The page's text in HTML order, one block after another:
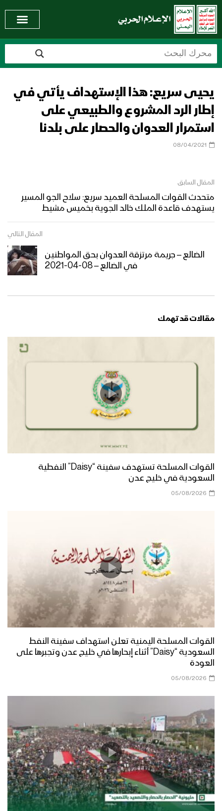
يحيى سريع: هذا الإستهداف يأتي في
إطار الرد المشروع والطبيعي على
استمرار العدوان والحصار على بلدنا
08/04/2021
المقال السابق
متحدث القوات المسلحة العميد سريع: سلاح الجو المسير
يستهدف قاعدة الملك خالد الجوية بخميس مشيط
المقال التالي
الضالع – جريمة مرتزقة العدوان بحق المواطنين
في الضالع – 08-04-2021
مقالات قد تهمك
القوات المسلحة تستهدف سفينة “Daisy” النفطية
السعودية في خليج عدن
05/08/2026
القوات المسلحة اليمنية تعلن استهداف سفينة النفط
السعودية “Daisy” أثناء إبحارها في خليج عدن وتجبرها على
العودة
05/08/2026